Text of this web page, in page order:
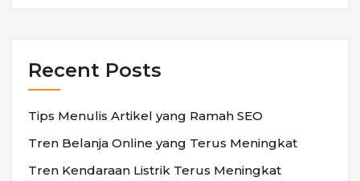
Recent Posts
Tips Menulis Artikel yang Ramah SEO
Tren Belanja Online yang Terus Meningkat
Tren Kendaraan Listrik Terus Meningkat